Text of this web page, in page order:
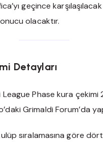
geçince
olacaktır.
Detayları
League Phase kura çekimi
Grimaldi Forum’da
sıralamasına göre